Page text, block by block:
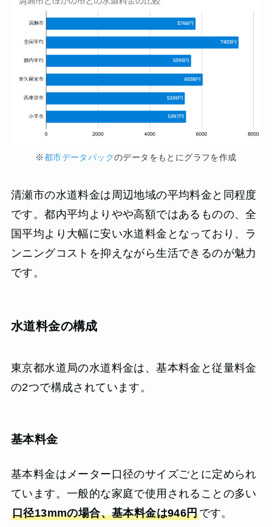
※都市データパックのデータをもとにグラフを作成
清瀬市の水道料金は周辺地域の平均料金と同程度
です。都内平均よりやや高額ではあるものの、全
国平均より大幅に安い水道料金となっており、ラ
ンニングコストを抑えながら生活できるのが魅力
です。
水道料金の構成
東京都水道局の水道料金は、基本料金と従量料金
の2つで構成されています。
基本料金
基本料金はメーター口径のサイズごとに定められ
ています。一般的な家庭で使用されることの多い
口径13mmの場合、基本料金は946円です。